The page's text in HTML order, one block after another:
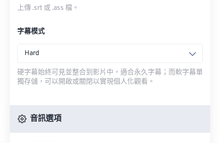
上傳 .srt 或 .ass 檔。
字幕模式
Hard
硬字幕始終可見並整合到影片中，適合永久字幕；而軟字幕單
獨存儲，可以開啟或關閉以實現個人化觀看。
音訊選項